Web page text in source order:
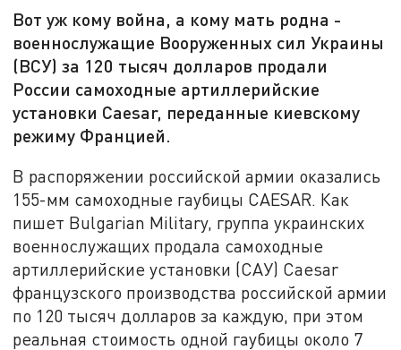
Вот уж кому война, а кому мать родна -
военнослужащие Вооруженных сил Украины
(ВСУ) за 120 тысяч долларов продали
России самоходные артиллерийские
установки Caesar, переданные киевскому
режиму Францией.
В распоряжении российской армии оказались
155-мм самоходные гаубицы CAESAR. Как
пишет Bulgarian Military, группа украинских
военнослужащих продала самоходные
артиллерийские установки (САУ) Caesar
французского производства российской армии
по 120 тысяч долларов за каждую, при этом
реальная стоимость одной гаубицы около 7